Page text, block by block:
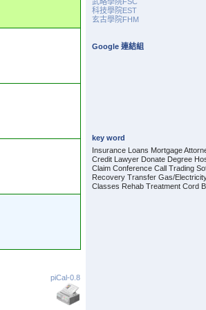
piCal-0.8
科技學院EST
玄古學院FHM
Google 連結組
key word
Insurance Loans Mortgage
Credit Lawyer Donate Degree
Claim Conference Call Trading
Recovery Transfer Gas/
Classes Rehab Treatment Cord